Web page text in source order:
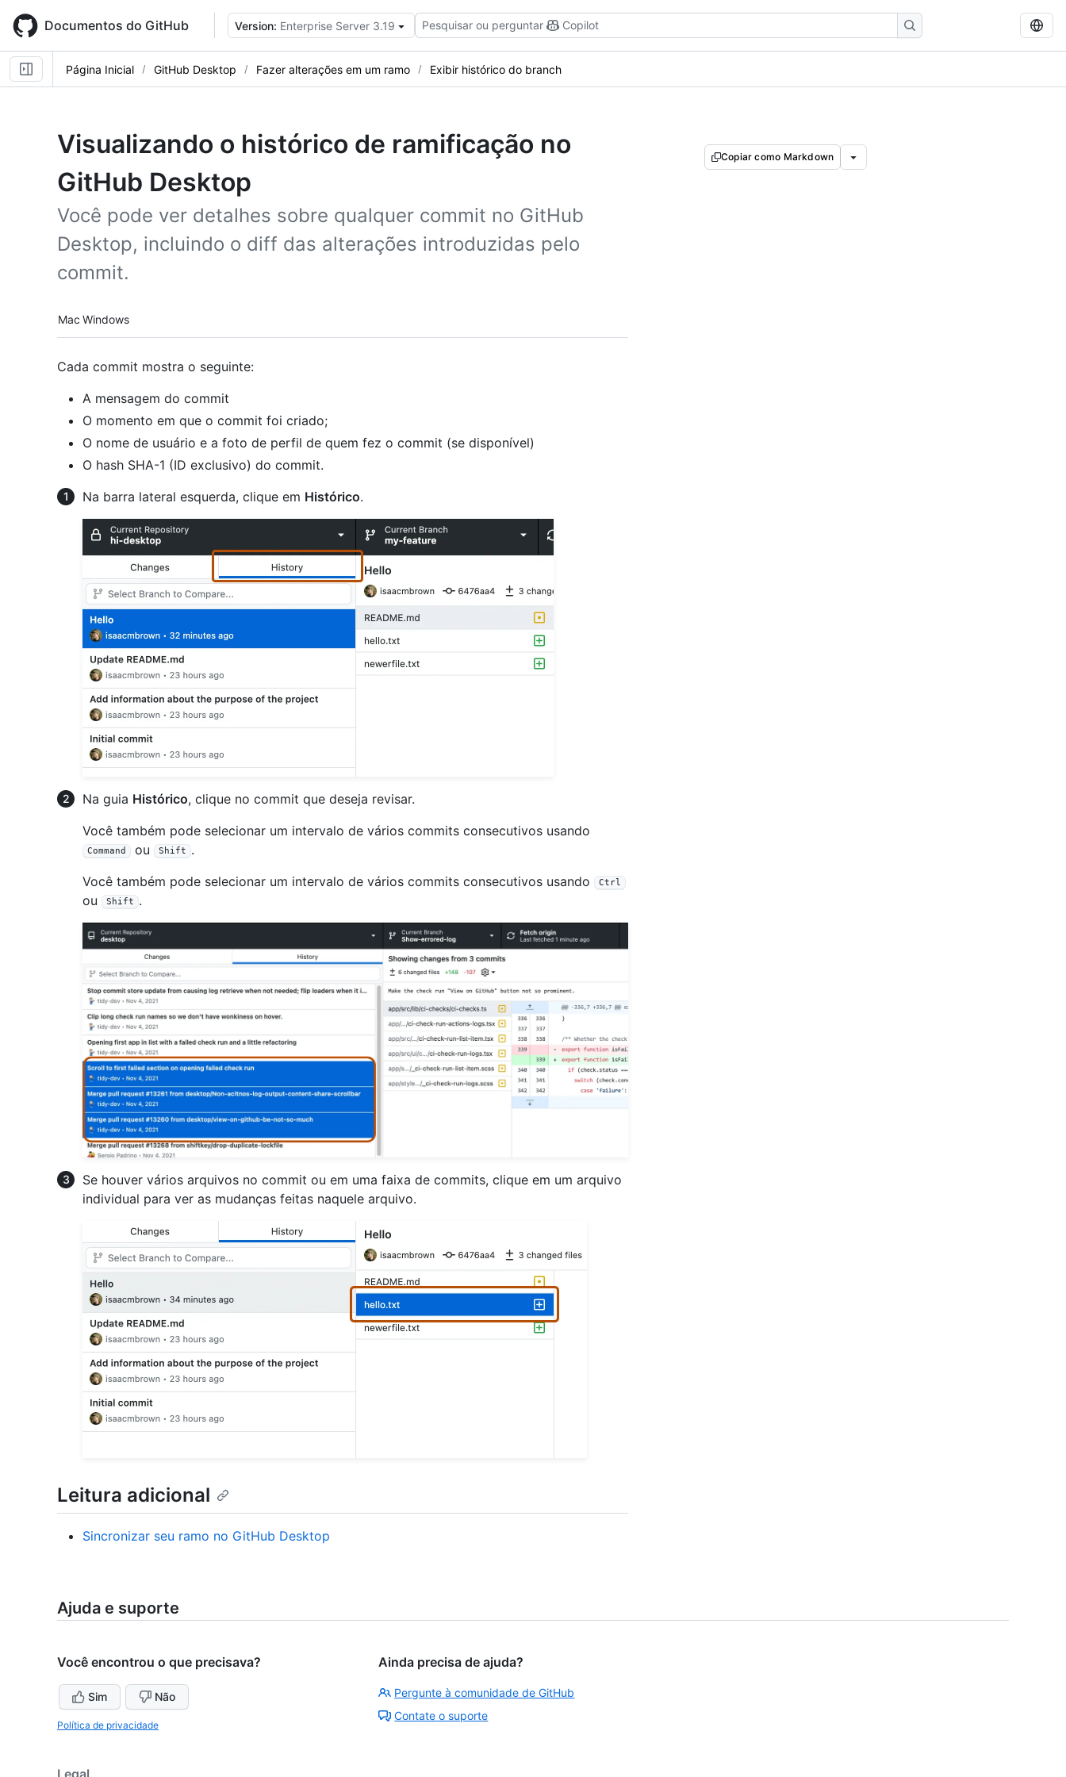
main
content
Documentos do GitHub Version: Enterprise Server 3.19 Pesquisar ou perguntar Copilot
Página Inicial GitHub Desktop Fazer alterações em um ramo Exibir histórico do branch
Visualizando o histórico de ramificação no
GitHub Desktop
Você pode ver detalhes sobre qualquer commit no GitHub
Desktop, incluindo o diff das alterações introduzidas pelo
commit.
Platform navigation
Mac Windows
Copiar como Markdown
Cada commit mostra o seguinte:
A mensagem do commit
O momento em que o commit foi criado;
O nome de usuário e a foto de perfil de quem fez o commit (se disponível)
O hash SHA-1 (ID exclusivo) do commit.
Na barra lateral esquerda, clique em Histórico.
Na guia Histórico, clique no commit que deseja revisar.
Você também pode selecionar um intervalo de vários commits consecutivos usando
Command ou Shift
.
Você também pode selecionar um intervalo de vários commits consecutivos usando
Ctrl
ou Shift .
Se houver vários arquivos no commit ou em uma faixa de commits, clique em um arquivo
individual para ver as mudanças feitas naquele arquivo.
Leitura adicional
Sincronizar seu ramo no GitHub Desktop
Ajuda e suporte
Você encontrou o que precisava?
Sim Não
Política de privacidade
Ainda precisa de ajuda?
Pergunte à comunidade de GitHub
Contate o suporte
Legal